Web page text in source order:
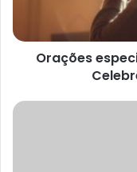
Orações